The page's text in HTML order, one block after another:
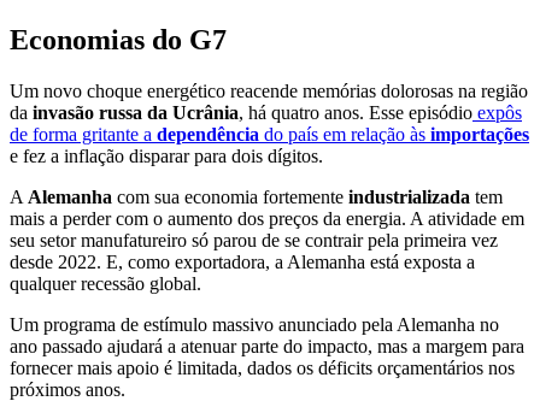
Economias do G7
Um novo choque energético reacende memórias dolorosas na região
da invasão russa da Ucrânia, há quatro anos. Esse episódio expôs
de forma gritante a dependência do país em relação às importações
e fez a inflação disparar para dois dígitos.
A Alemanha com sua economia fortemente industrializada tem
mais a perder com o aumento dos preços da energia. A atividade em
seu setor manufatureiro só parou de se contrair pela primeira vez
desde 2022. E, como exportadora, a Alemanha está exposta a
qualquer recessão global.
Um programa de estímulo massivo anunciado pela Alemanha no
ano passado ajudará a atenuar parte do impacto, mas a margem para
fornecer mais apoio é limitada, dados os déficits orçamentários nos
próximos anos.